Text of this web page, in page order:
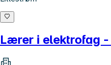
Lærer i elektrofag